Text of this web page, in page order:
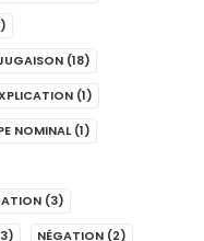
(18)
(1)
NOMINAL (1)
(3)
NÉGATION (2)